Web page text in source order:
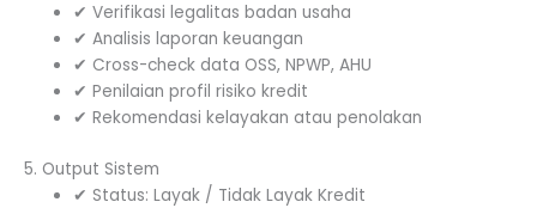
✔ Verifikasi legalitas badan usaha
✔ Analisis laporan keuangan
✔ Cross-check data OSS, NPWP, AHU
✔ Penilaian profil risiko kredit
✔ Rekomendasi kelayakan atau penolakan
5. Output Sistem
✔ Status: Layak / Tidak Layak Kredit